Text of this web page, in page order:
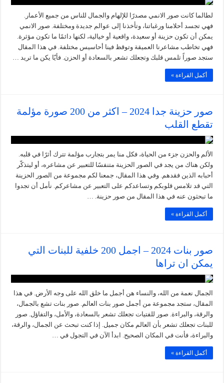
لطالما كانت صور الانمي مصدرًا للإلهام والجمال للناس من جميع الأعمار.
فهي تجسد أحلامنا ورغباتنا، وتأخذنا إلى عوالم جديدة ومختلفة. صور الانمي
يمكن أن تكون حزينة أو سعيدة، واقعية أو خيالية، لكنها دائمًا ما تكون مؤثرة.
فهي تخاطب مشاعرنا العميقة وتوقظ فينا أحاسيس مختلفة. في هذا المقال
ستجد صوراً تلمس قلبك وتجعلك تشعر بالسعادة أو الحزن. فأيّا يكن ما تريد …
أكمل القراءة »
صور حزينة جدا 2024 – اكثر من 200 صورة مؤلمة
تقطع القلب
الألم والحزن جزء من الحياة، فكل منا يمر بتجارب مؤلمة تترك أثرًا في قلبه.
ولكن هناك من يجد في الصور الحزينة متنفسًا للتعبير عن مشاعره، أو ليتذكّر
أحبابه الذين فقدهم. وفي هذا المقال، جمعنا لكم مجموعة من الصور الحزينة
التي قد تلامس قلوبكم وتساعدكم على التعبير عن مشاعركم. نأمل أن تجدوا
ما تبحثون عنه في هذا المقال من صور حزينة. …
أكمل القراءة »
صور بنات 2024 – اجمل 200 خلفية للبنات التي
يمكن ان تراها
الجمال نعمة من الله، والنساء هن أجمل ما خلق الله على وجه الأرض. في هذا
المقال، ستجد مجموعة من أجمل صور بنات العالم. صور بنات تشع بالجمال،
والرقة، والبراءة. صور للفتيات تجعلك تشعر بالسعادة، والأمل، والتفاؤل. صور
للبنات تجعلك تشعر بأن العالم مكان جميل. إذا كنت تبحث عن الجمال، والرقة،
والبراءة، فأنت في المكان الصحيح. ابدأ الآن في التجول في …
أكمل القراءة »